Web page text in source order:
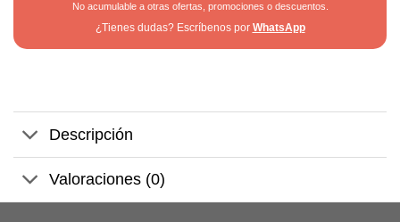
No acumulable a otras ofertas, promociones o descuentos.
¿Tienes dudas? Escríbenos por WhatsApp
Descripción
Valoraciones (0)